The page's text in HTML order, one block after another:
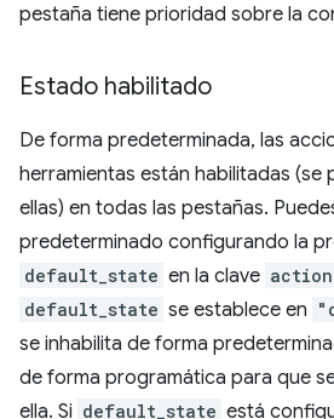
pestaña tiene prioridad sobre la
Estado habilitado
De forma predeterminada, las
herramientas están habilitadas (se
ellas) en todas las pestañas.
predeterminado configurando la
default_state en la clave action
default_state se establece en
se inhabilita de forma
de forma programática para que
ella. Si default_state está